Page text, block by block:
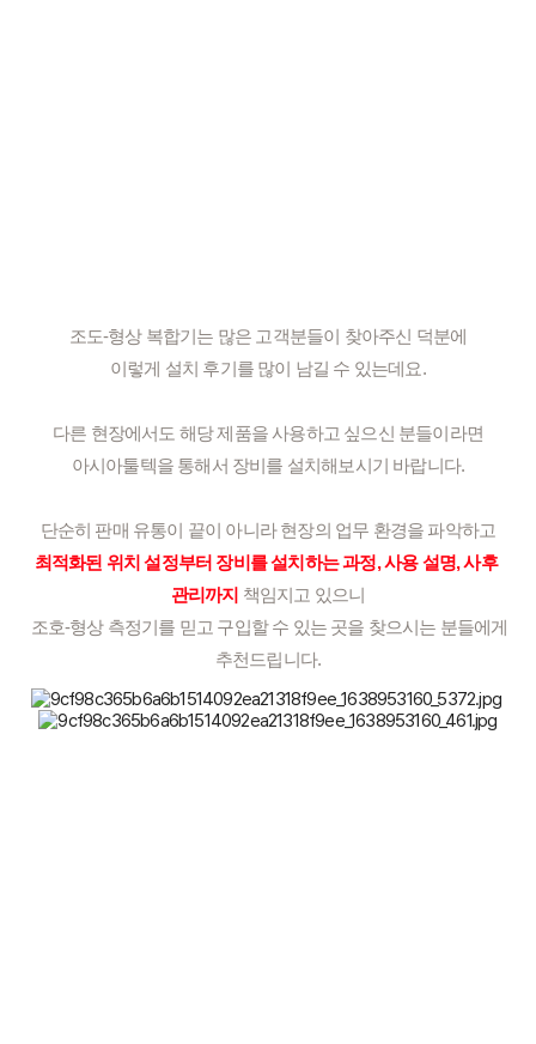
조도-형상 복합기는 많은 고객분들이 찾아주신 덕분에
이렇게 설치 후기를 많이 남길 수 있는데요.
다른 현장에서도 해당 제품을 사용하고 싶으신 분들이라면
아시아툴텍을 통해서 장비를 설치해보시기 바랍니다.
단순히 판매 유통이 끝이 아니라 현장의 업무 환경을 파악하고
최적화된 위치 설정부터 장비를 설치하는 과정, 사용 설명, 사후
관리까지 책임지고 있으니
추천드립니다.